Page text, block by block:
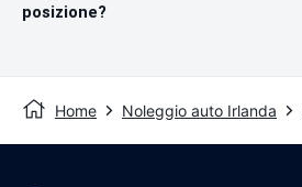
posizione?
Home Noleggio auto Irlanda